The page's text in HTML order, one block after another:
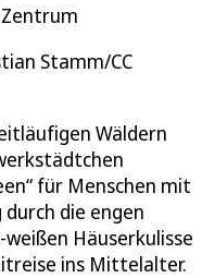
Stamm/CC
Wäldern
für Menschen mit
durch die engen
Häuserkulisse
ins Mittelalter.